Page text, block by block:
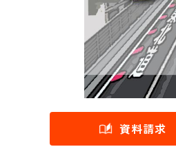
資料請求